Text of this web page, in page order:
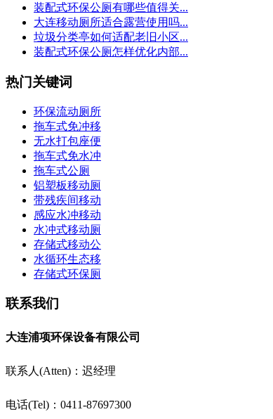
装配式环保公厕有哪些值得关...
大连移动厕所适合露营使用吗...
垃圾分类亭如何适配老旧小区...
装配式环保公厕怎样优化内部...
热门关键词
环保流动厕所
拖车式免冲移
无水打包座便
拖车式免水冲
拖车式公厕
铝塑板移动厕
带残疾间移动
感应水冲移动
水冲式移动厕
存储式移动公
水循环生态移
存储式环保厕
联系我们
大连浦项环保设备有限公司
联系人(Atten)：迟经理
电话(Tel)：0411-87697300